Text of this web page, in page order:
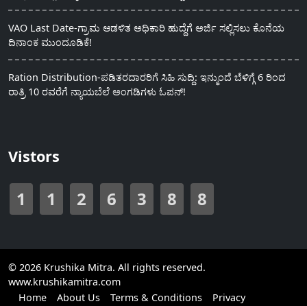
VAO Last Date-ಗ್ರಾಮ ಆಡಳಿತ ಅಧಿಕಾರಿ ಹುದ್ದೆಗೆ ಅರ್ಜಿ ಸಲ್ಲಿಸಲು ಕೊನೆಯ
ದಿನಾಂಕ ಮುಂದೂಡಿಕೆ!
Ration Distribution-ಪಡಿತರದಾರರಿಗೆ ಸಿಹಿ ಸುದ್ದಿ: ಇನ್ಮುಂದೆ ಬೆಳಿಗ್ಗೆ 6 ರಿಂದ
ರಾತ್ರಿ 10 ರವರೆಗೆ ನ್ಯಾಯಬೆಲೆ ಅಂಗಡಿಗಳು ಓಪನ್!
Vistors
1 1 2 6 3 8 8
© 2026 Krushika Mitra. All rights reserved.
www.krushikamitra.com
Home
About Us Terms & Conditions Privacy